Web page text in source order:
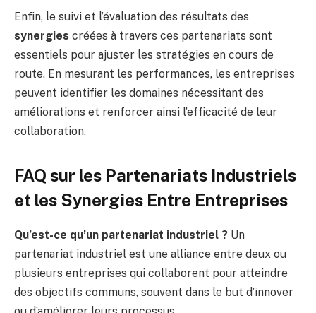
Enfin, le suivi et l’évaluation des résultats des
synergies créées à travers ces partenariats sont
essentiels pour ajuster les stratégies en cours de
route. En mesurant les performances, les entreprises
peuvent identifier les domaines nécessitant des
améliorations et renforcer ainsi l’efficacité de leur
collaboration.
FAQ sur les Partenariats Industriels
et les Synergies Entre Entreprises
Qu’est-ce qu’un partenariat industriel ? Un
partenariat industriel est une alliance entre deux ou
plusieurs entreprises qui collaborent pour atteindre
des objectifs communs, souvent dans le but d’innover